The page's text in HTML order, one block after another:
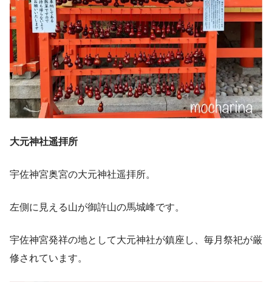
大元神社遥拝所
宇佐神宮奥宮の大元神社遥拝所。
左側に見える山が御許山の馬城峰です。
宇佐神宮発祥の地として大元神社が鎮座し、毎月祭祀が厳
修されています。